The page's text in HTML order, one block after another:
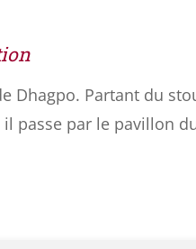
Dhagpo. Partant du
passe par le pavillon